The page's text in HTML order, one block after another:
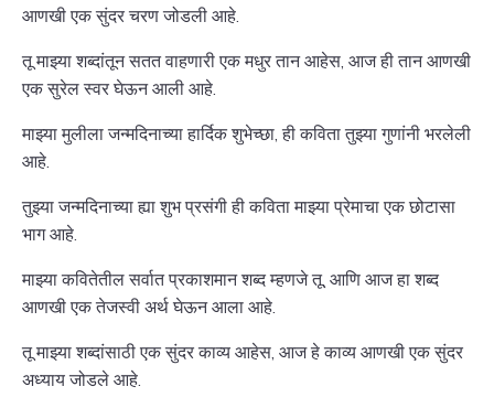
आणखी एक सुंदर चरण जोडली आहे.
तू माझ्या शब्दांतून सतत वाहणारी एक मधुर तान आहेस, आज ही तान आणखी
एक सुरेल स्वर घेऊन आली आहे.
माझ्या मुलीला जन्मदिनाच्या हार्दिक शुभेच्छा, ही कविता तुझ्या गुणांनी भरलेली
आहे.
तुझ्या जन्मदिनाच्या ह्या शुभ प्रसंगी ही कविता माझ्या प्रेमाचा एक छोटासा
भाग आहे.
माझ्या कवितेतील सर्वात प्रकाशमान शब्द म्हणजे तू, आणि आज हा शब्द
आणखी एक तेजस्वी अर्थ घेऊन आला आहे.
तू माझ्या शब्दांसाठी एक सुंदर काव्य आहेस, आज हे काव्य आणखी एक सुंदर
अध्याय जोडले आहे.